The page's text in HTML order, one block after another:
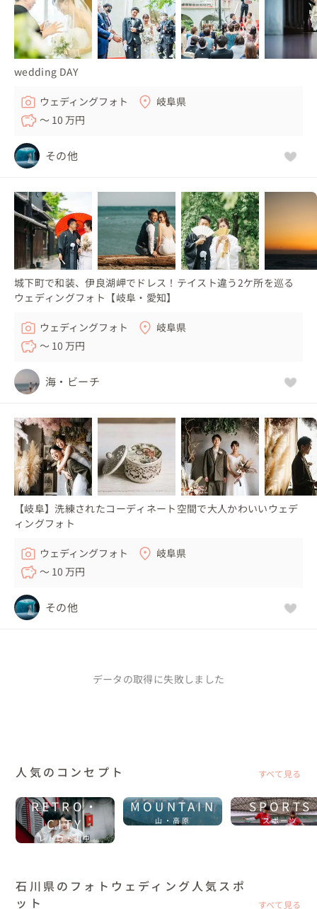
wedding DAY
ウェディングフォト
岐阜県
〜 10 万円
その他
城下町で和装、伊良湖岬でドレス！テイスト違う2ケ所を巡る
ウェディングフォト【岐阜・愛知】
ウェディングフォト
岐阜県
〜 10 万円
海・ビーチ
【岐阜】洗練されたコーディネート空間で大人かわいいウェデ
ィングフォト
ウェディングフォト
岐阜県
〜 10 万円
その他
データの取得に失敗しました
人気のコンセプト すべて見る
RETRO・
CITY
レトロ・街中
MOUNTAIN
山・高原
SPORTS
スポーツ
石川県のフォトウェディング人気スポ
ット
すべて見る